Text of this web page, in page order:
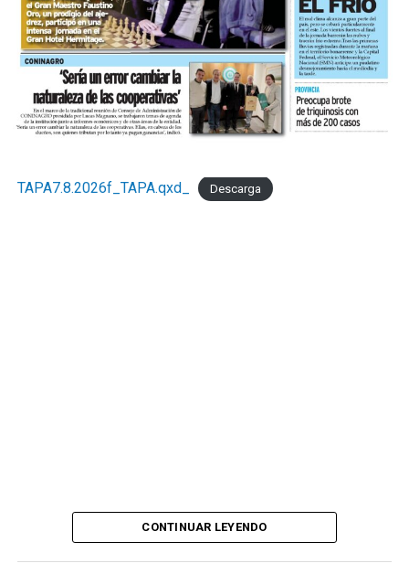
TAPA7.8.2026f_TAPA.qxd_ Descarga
CONTINUAR LEYENDO